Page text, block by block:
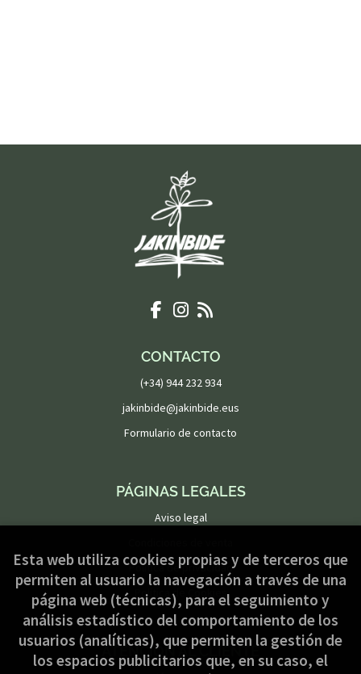
CONTACTO
(+34) 944 232 934
jakinbide@jakinbide.eus
Formulario de contacto
PÁGINAS LEGALES
Aviso legal
Política de privacidad
Política de Cookies
ATENCIÓN AL CLIENTE
Esta web utiliza cookies propias y de terceros que
permiten al usuario la navegación a través de una
página web (técnicas), para el seguimiento y
análisis estadístico del comportamiento de los
usuarios (analíticas), que permiten la gestión de
los espacios publicitarios que, en su caso, el